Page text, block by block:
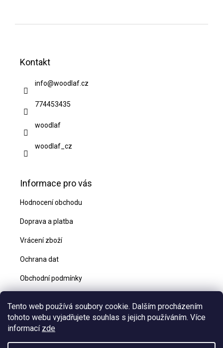
Tento web používá soubory cookie. Dalším procházením
tohoto webu vyjadřujete souhlas s jejich používáním. Více
informací zde
Kontakt
info@woodlaf.cz
774453435
woodlaf
woodlaf_cz
Informace pro vás
Hodnocení obchodu
Doprava a platba
Vrácení zboží
Ochrana dat
Obchodní podmínky
Kontakty